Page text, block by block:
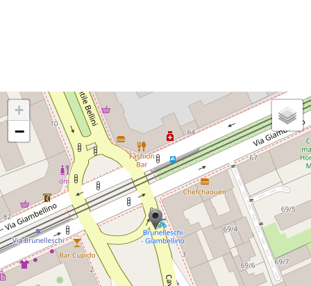
+
−